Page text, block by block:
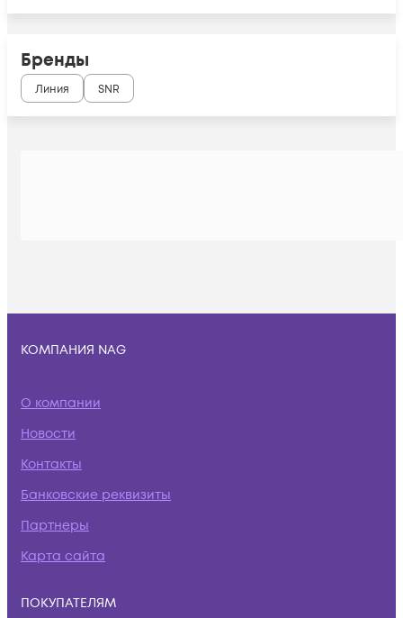
Бренды
Линия SNR
КОМПАНИЯ NAG
О компании
Новости
Контакты
Банковские реквизиты
Партнеры
Карта сайта
ПОКУПАТЕЛЯМ